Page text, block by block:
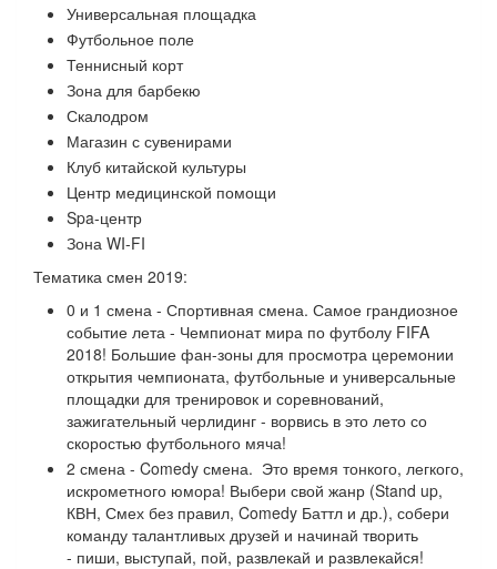
Универсальная площадка
Футбольное поле
Теннисный корт
Зона для барбекю
Скалодром
Магазин с сувенирами
Клуб китайской культуры
Центр медицинской помощи
Spa-центр
Зона WI-FI
​Тематика смен 2019:
0 и 1 смена - Спортивная смена. Самое грандиозное
событие лета - Чемпионат мира по футболу FIFA
2018! Большие фан-зоны для просмотра церемонии
открытия чемпионата, футбольные и универсальные
площадки для тренировок и соревнований,
зажигательный черлидинг - ворвись в это лето со
скоростью футбольного мяча!
2 смена - Comedy смена. Это время тонкого, легкого,
искрометного юмора! Выбери свой жанр (Stand up,
КВН, Смех без правил, Comedy Баттл и др.), собери
команду талантливых друзей и начинай творить
- пиши, выступай, пой, развлекай и развлекайся!